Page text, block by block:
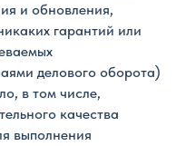
и обновления,
гарантий или
делового оборота)
в том числе,
качества
выполнения